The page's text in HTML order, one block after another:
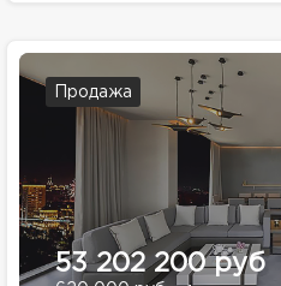
Продажа
53 202 200 руб